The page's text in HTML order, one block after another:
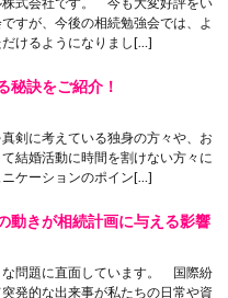
すが、今後の相続勉強会では、よ
けるようになりまし[…]
秘訣をご紹介！
剣に考えている独身の方々や、お
結婚活動に時間を割けない方々に
ケーションのポイン[…]
動きが相続計画に与える影響
問題に直面しています。 国際紛
発的な出来事が私たちの日常や資